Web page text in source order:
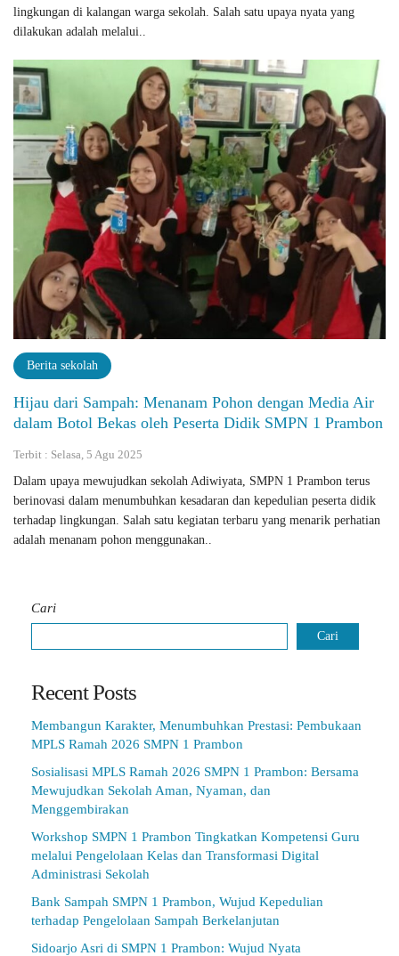
lingkungan di kalangan warga sekolah. Salah satu upaya nyata yang
dilakukan adalah melalui..
Berita sekolah
Hijau dari Sampah: Menanam Pohon dengan Media Air
dalam Botol Bekas oleh Peserta Didik SMPN 1 Prambon
Terbit : Selasa, 5 Agu 2025
Dalam upaya mewujudkan sekolah Adiwiyata, SMPN 1 Prambon terus
berinovasi dalam menumbuhkan kesadaran dan kepedulian peserta didik
terhadap lingkungan. Salah satu kegiatan terbaru yang menarik perhatian
adalah menanam pohon menggunakan..
Cari
Cari
Recent Posts
Membangun Karakter, Menumbuhkan Prestasi: Pembukaan
MPLS Ramah 2026 SMPN 1 Prambon
Sosialisasi MPLS Ramah 2026 SMPN 1 Prambon: Bersama
Mewujudkan Sekolah Aman, Nyaman, dan
Menggembirakan
Workshop SMPN 1 Prambon Tingkatkan Kompetensi Guru
melalui Pengelolaan Kelas dan Transformasi Digital
Administrasi Sekolah
Bank Sampah SMPN 1 Prambon, Wujud Kepedulian
terhadap Pengelolaan Sampah Berkelanjutan
Sidoarjo Asri di SMPN 1 Prambon: Wujud Nyata